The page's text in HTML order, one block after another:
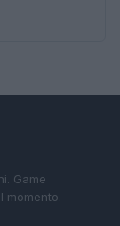
Game
momento.